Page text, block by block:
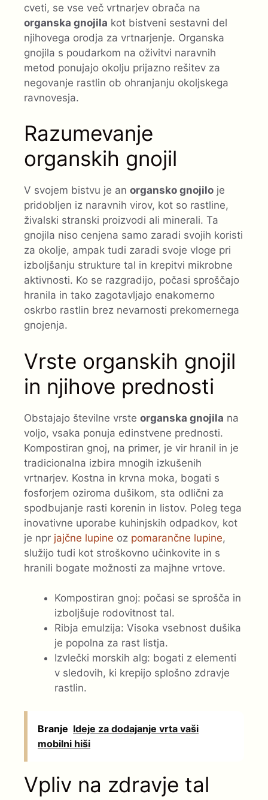
cveti, se vse več vrtnarjev obrača na
organska gnojila kot bistveni sestavni del
njihovega orodja za vrtnarjenje. Organska
gnojila s poudarkom na oživitvi naravnih
metod ponujajo okolju prijazno rešitev za
negovanje rastlin ob ohranjanju okoljskega
ravnovesja.
Razumevanje
organskih gnojil
V svojem bistvu je an organsko gnojilo je
pridobljen iz naravnih virov, kot so rastline,
živalski stranski proizvodi ali minerali. Ta
gnojila niso cenjena samo zaradi svojih koristi
za okolje, ampak tudi zaradi svoje vloge pri
izboljšanju strukture tal in krepitvi mikrobne
aktivnosti. Ko se razgradijo, počasi sproščajo
hranila in tako zagotavljajo enakomerno
oskrbo rastlin brez nevarnosti prekomernega
gnojenja.
Vrste organskih gnojil
in njihove prednosti
Obstajajo številne vrste organska gnojila na
voljo, vsaka ponuja edinstvene prednosti.
Kompostiran gnoj, na primer, je vir hranil in je
tradicionalna izbira mnogih izkušenih
vrtnarjev. Kostna in krvna moka, bogati s
fosforjem oziroma dušikom, sta odlični za
spodbujanje rasti korenin in listov. Poleg tega
inovativne uporabe kuhinjskih odpadkov, kot
je npr jajčne lupine oz pomarančne lupine,
služijo tudi kot stroškovno učinkovite in s
hranili bogate možnosti za majhne vrtove.
Kompostiran gnoj: počasi se sprošča in
izboljšuje rodovitnost tal.
Ribja emulzija: Visoka vsebnost dušika
je popolna za rast listja.
Izvlečki morskih alg: bogati z elementi
v sledovih, ki krepijo splošno zdravje
rastlin.
Branje Ideje za dodajanje vrta vaši
mobilni hiši
Vpliv na zdravje tal